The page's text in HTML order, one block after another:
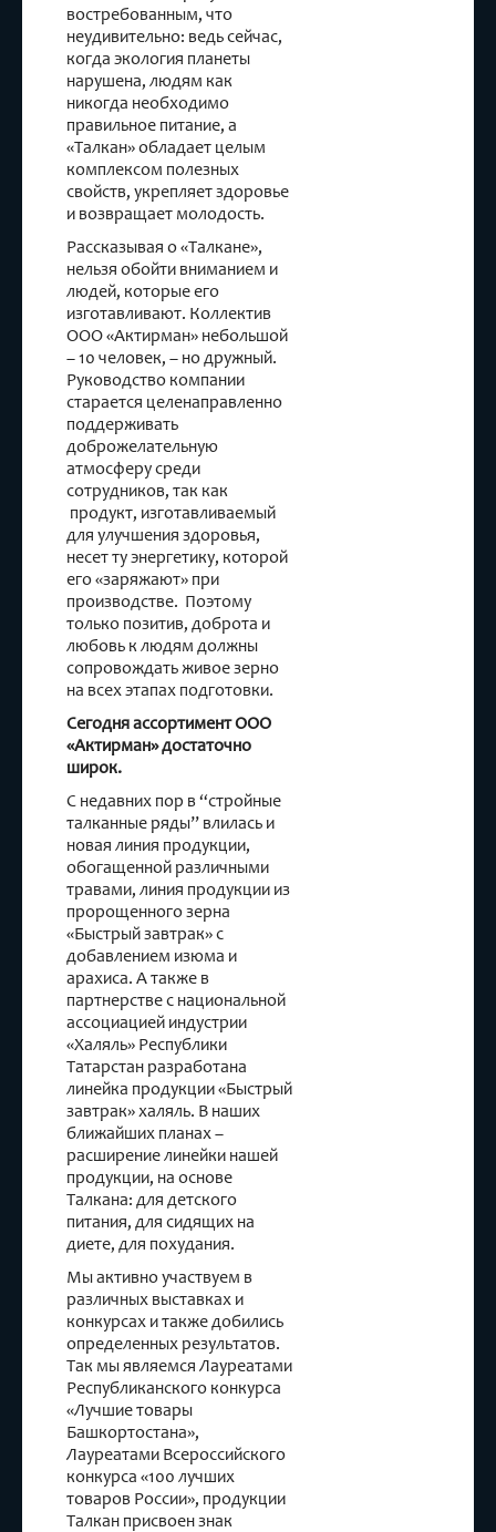
востребованным, что
неудивительно: ведь сейчас,
когда экология планеты
нарушена, людям как
никогда необходимо
правильное питание, а
«Талкан» обладает целым
комплексом полезных
свойств, укрепляет здоровье
и возвращает молодость.
Рассказывая о «Талкане»,
нельзя обойти вниманием и
людей, которые его
изготавливают. Коллектив
ООО «Актирман» небольшой
– 10 человек, – но дружный.
Руководство компании
старается целенаправленно
поддерживать
доброжелательную
атмосферу среди
сотрудников, так как
продукт, изготавливаемый
для улучшения здоровья,
несет ту энергетику, которой
его «заряжают» при
производстве. Поэтому
только позитив, доброта и
любовь к людям должны
сопровождать живое зерно
на всех этапах подготовки.
Сегодня ассортимент ООО
«Актирман» достаточно
широк.
С недавних пор в “стройные
талканные ряды” влилась и
новая линия продукции,
обогащенной различными
травами, линия продукции из
пророщенного зерна
«Быстрый завтрак» с
добавлением изюма и
арахиса. А также в
партнерстве с национальной
ассоциацией индустрии
«Халяль» Республики
Татарстан разработана
линейка продукции «Быстрый
завтрак» халяль. В наших
ближайших планах –
расширение линейки нашей
продукции, на основе
Талкана: для детского
питания, для сидящих на
диете, для похудания.
Мы активно участвуем в
различных выставках и
конкурсах и также добились
определенных результатов.
Так мы являемся Лауреатами
Республиканского конкурса
«Лучшие товары
Башкортостана»,
Лауреатами Всероссийского
конкурса «100 лучших
товаров России», продукции
Талкан присвоен знак